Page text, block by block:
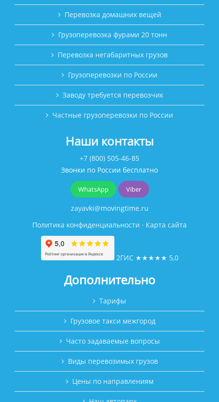
Перевозка домашних вещей
Грузоперевозка фурами 20 тонн
Перевозка негабаритных грузов
Грузоперевозки по России
Заводу требуется перевозчик
Частные грузоперевозки по России
Наши контакты
+7 (800) 505-46-85
Звонки по России бесплатно
WhatsApp Viber
zayavki@movingtime.ru
Политика конфиденциальности · Карта сайта
2ГИС ★★★★★ 5,0
Дополнительно
Тарифы
Грузовое такси межгород
Часто задаваемые вопросы
Виды перевозимых грузов
Цены по направлениям